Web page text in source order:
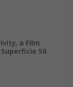
a Film
50